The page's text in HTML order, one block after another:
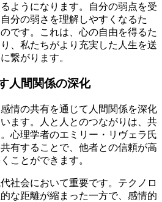
ようになります。自分の弱点を受
分の弱さを理解しやすくなるた
です。これは、心の自由を得るた
、私たちがより充実した人生を送
繋がります。
人間関係の深化
情の共有を通じて人間関係を深化
ます。人と人とのつながりは、共
心理学者のエミリー・リヴェラ氏
有することで、他者との信頼が高
ことができます。
社会において重要です。テクノロ
な距離が縮まった一方で、感情的